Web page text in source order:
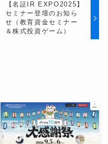
【名証IR EXPO2025】
セミナー登壇のお知ら
せ（教育資金セミナー
＆株式投資ゲーム）